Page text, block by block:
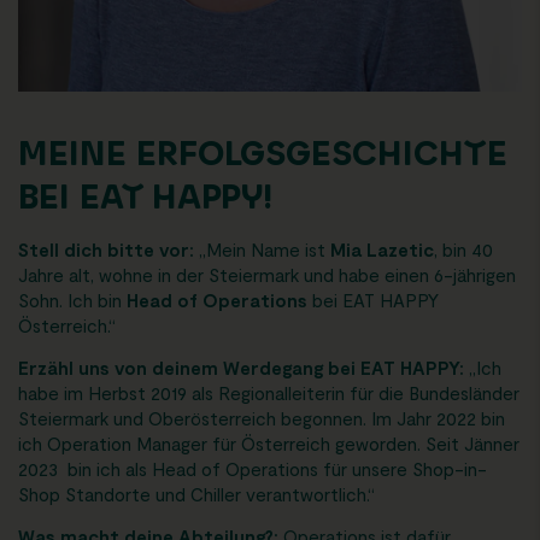
MEINE ERFOLGSGESCHICHTE
BEI EAT HAPPY!
Stell dich bitte vor: „Mein Name ist Mia Lazetic, bin 40
Jahre alt, wohne in der Steiermark und habe einen 6-jährigen
Sohn. Ich bin Head of Operations bei EAT HAPPY
Österreich.“
Erzähl uns von deinem Werdegang bei EAT HAPPY: „Ich
habe im Herbst 2019 als Regionalleiterin für die Bundesländer
Steiermark und Oberösterreich begonnen. Im Jahr 2022 bin
ich Operation Manager für Österreich geworden. Seit Jänner
2023 bin ich als Head of Operations für unsere Shop-in-
Shop Standorte und Chiller verantwortlich.“